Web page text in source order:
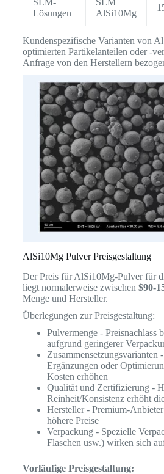
Lösungen
AlSi10Mg
Kundenspezifische Varianten von
optimierten Partikelanteilen oder -
Anfrage von den Herstellern
AlSi10Mg Pulver Preisgestaltung
Der Preis für AlSi10Mg-Pulver für
liegt normalerweise zwischen $90-
Menge und Hersteller.
Überlegungen zur Preisgestaltung:
Pulvermenge - Preisnachlass
aufgrund geringerer
Zusammensetzungsvarianten
Ergänzungen oder
Kosten erhöhen
Qualität und Zertifizierung -
Reinheit/Konsistenz erhöht
Hersteller - Premium-
höhere Preise
Verpackung - Spezielle
Flaschen usw.) wirken sich
Vorläufige Preisgestaltung: